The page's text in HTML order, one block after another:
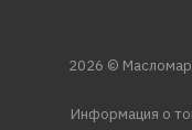
2026 ©
Информация о